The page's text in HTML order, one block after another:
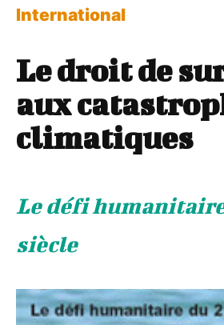
International
Le droit de
aux
climatiques
Le défi humanitaire
siècle